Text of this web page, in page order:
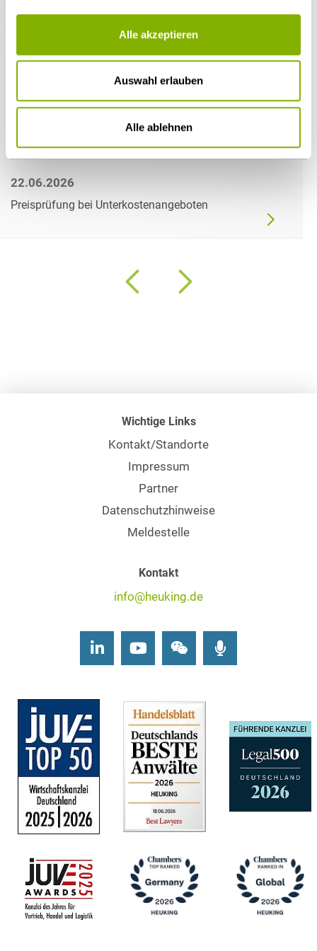
Alle akzeptieren
Auswahl erlauben
Alle ablehnen
22.06.2026
Preisprüfung bei Unterkostenangeboten
Wichtige Links
Kontakt/Standorte
Impressum
Partner
Datenschutzhinweise
Meldestelle
Kontakt
info@heuking.de
LinkedInYoutubeWechat